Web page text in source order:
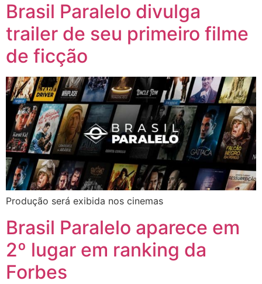
Brasil Paralelo divulga
trailer de seu primeiro filme
de ficção
Produção será exibida nos cinemas
Brasil Paralelo aparece em
2º lugar em ranking da
Forbes